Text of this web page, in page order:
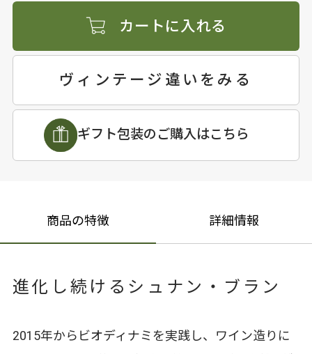
カートに入れる
ヴィンテージ違いをみる
ギフト包装のご購入はこちら
商品の特徴 詳細情報
進化し続けるシュナン・ブラン
2015年からビオディナミを実践し、ワイン造りに